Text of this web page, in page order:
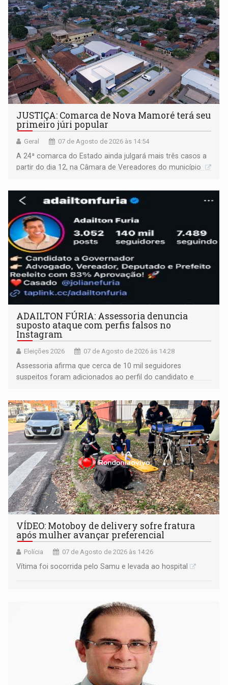
JUSTIÇA: Comarca de Nova Mamoré terá seu
primeiro júri popular
Geral 07 de Agosto de 2026 às 14:54
A 24ª comarca do Estado ainda julgará mais três casos a
partir do dia 12, na Câmara de Vereadores do município
ADAILTON FÚRIA: Assessoria denuncia
suposto ataque com perfis falsos no
Instagram
Eleições 2026 07 de Agosto de 2026 às 14:28
Assessoria afirma que cerca de 10 mil seguidores
suspeitos foram adicionados ao perfil do candidato e
remover as contas
VÍDEO: Motoboy de delivery sofre fratura
após mulher avançar preferencial
Polícia 07 de Agosto de 2026 às 14:26
Vítima foi socorrida pelo Samu e levada ao hospital